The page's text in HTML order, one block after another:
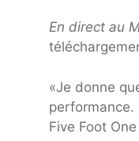
En direct au
«Je donne
performance.
Five Foot